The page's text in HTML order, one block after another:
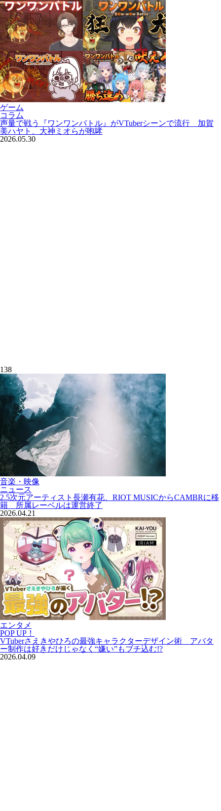
ゲーム
コラム
声量で戦う『ワンワンバトル』がVTuberシーンで流行 加賀
美ハヤト、大神ミオらが咆哮
2026.05.30
138
音楽・映像
ニュース
2.5次元アーティスト長瀬有花、RIOT MUSICからCAMBRに移
籍 所属レーベルは運営終了
2026.04.21
エンタメ
POP UP！
VTuberさえきやひろの最強キャラクターデザイン術 アバタ
ー制作は好きだけじゃなく“嫌い”もブチ込む!?
2026.04.09